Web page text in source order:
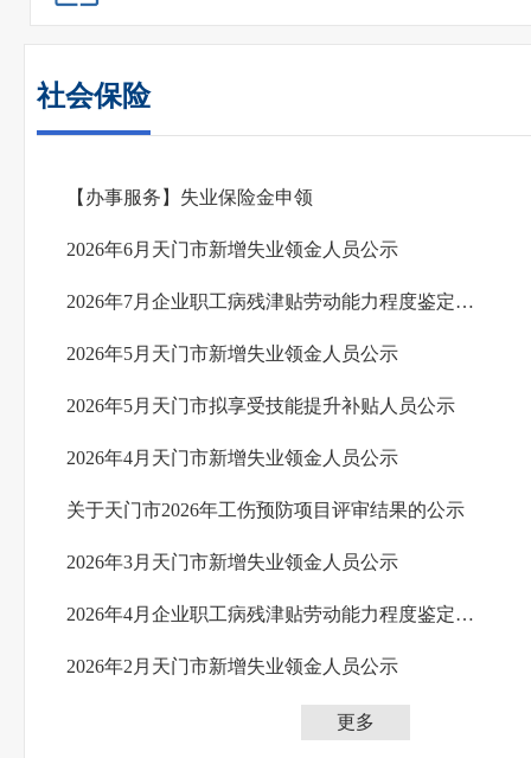
社会保险
【办事服务】失业保险金申领
2026年6月天门市新增失业领金人员公示
2026年7月企业职工病残津贴劳动能力程度鉴定通过人员名单公示
2026年5月天门市新增失业领金人员公示
2026年5月天门市拟享受技能提升补贴人员公示
2026年4月天门市新增失业领金人员公示
关于天门市2026年工伤预防项目评审结果的公示
2026年3月天门市新增失业领金人员公示
2026年4月企业职工病残津贴劳动能力程度鉴定通过人员名单公示
2026年2月天门市新增失业领金人员公示
更多